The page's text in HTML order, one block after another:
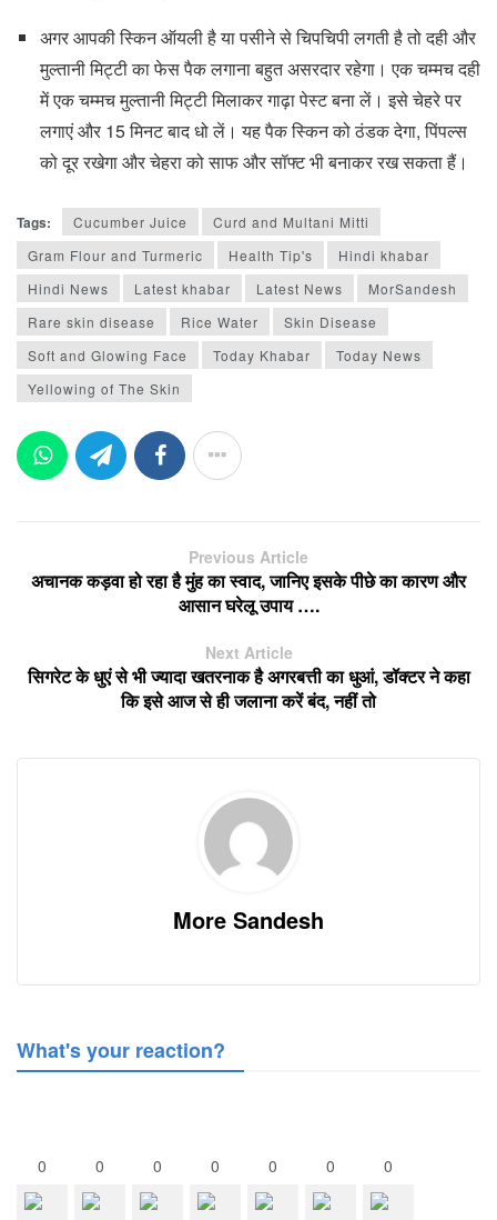
अगर आपकी स्किन ऑयली है या पसीने से चिपचिपी लगती है तो दही और
मुल्तानी मिट्टी का फेस पैक लगाना बहुत असरदार रहेगा। एक चम्मच दही
में एक चम्मच मुल्तानी मिट्टी मिलाकर गाढ़ा पेस्ट बना लें। इसे चेहरे पर
लगाएं और 15 मिनट बाद धो लें। यह पैक स्किन को ठंडक देगा, पिंपल्स
को दूर रखेगा और चेहरा को साफ और सॉफ्ट भी बनाकर रख सकता हैं।
Tags: Cucumber Juice
Curd and Multani Mitti
Gram Flour and Turmeric
Health Tip's
Hindi khabar
Hindi News
Latest khabar Latest News
MorSandesh
Rare skin disease
Rice Water
Skin Disease
Soft and Glowing Face
Today Khabar
Today News
Yellowing of The Skin
Previous Article
अचानक कड़वा हो रहा है मुंह का स्वाद, जानिए इसके पीछे का कारण और
आसान घरेलू उपाय ….
Next Article
सिगरेट के धुएं से भी ज्यादा खतरनाक है अगरबत्ती का धुआं, डॉक्टर ने कहा
कि इसे आज से ही जलाना करें बंद, नहीं तो
More Sandesh
What's your reaction?
0 0 0 0 0 0 0